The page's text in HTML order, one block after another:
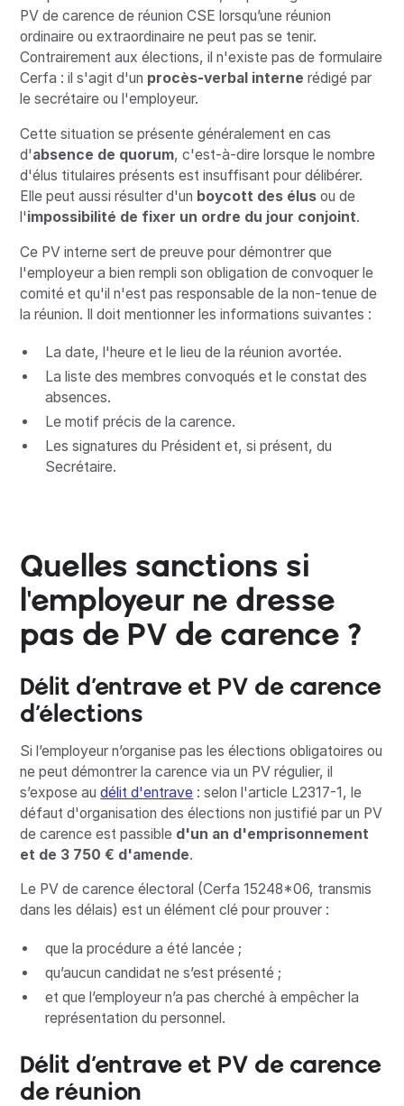
PV de carence de réunion CSE lorsqu’une réunion
ordinaire ou extraordinaire ne peut pas se tenir.
Contrairement aux élections, il n'existe pas de formulaire
Cerfa : il s'agit d'un procès-verbal interne rédigé par
le secrétaire ou l'employeur.
Cette situation se présente généralement en cas
d'absence de quorum, c'est-à-dire lorsque le nombre
d'élus titulaires présents est insuffisant pour délibérer.
Elle peut aussi résulter d'un boycott des élusou de
l'impossibilité de fixer un ordre du jour conjoint.
Ce PV interne sert de preuve pour démontrer que
l'employeur a bien rempli son obligation de convoquer le
comité et qu'il n'est pas responsable de la non-tenue de
la réunion. Il doit mentionner les informations suivantes :
La date, l'heure et le lieu de la réunion avortée.
La liste des membres convoqués et le constat des
absences.
Le motif précis de la carence.
Les signatures du Président et, si présent, du
Secrétaire.
Quelles sanctions si
l'employeur ne dresse
pas de PV de carence ?
Délit d’entrave et PV de carence
d’élections
Si l’employeur n’organise pas les élections obligatoires ou
ne peut démontrer la carence via un PV régulier, il
s’expose audélit d'entrave : selon l'article L2317-1, le
défaut d'organisation des élections non justifié par un PV
de carence est passible d'un an d'emprisonnement
et de 3 750 € d'amende.
Le PV de carence électoral (Cerfa 15248*06, transmis
dans les délais) est un élément clé pour prouver :
que la procédure a été lancée ;
qu’aucun candidat ne s’est présenté ;
et que l’employeur n’a pas cherché à empêcher la
représentation du personnel.
Délit d’entrave et PV de carence
de réunion